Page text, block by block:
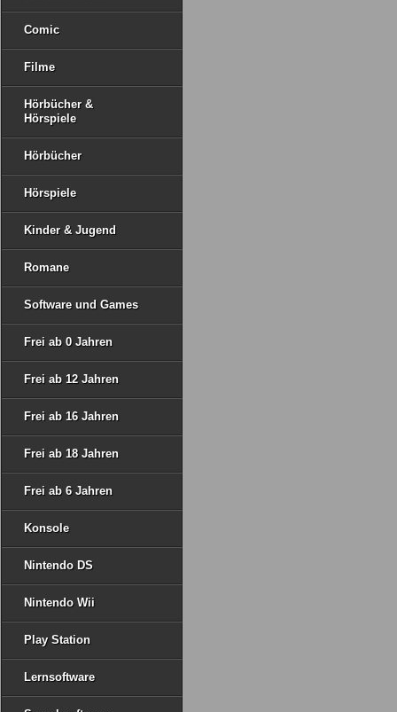
Comic
Filme
Hörbücher &
Hörspiele
Hörbücher
Hörspiele
Kinder & Jugend
Romane
Software und Games
Frei ab 0 Jahren
Frei ab 12 Jahren
Frei ab 16 Jahren
Frei ab 18 Jahren
Frei ab 6 Jahren
Konsole
Nintendo DS
Nintendo Wii
Play Station
Lernsoftware